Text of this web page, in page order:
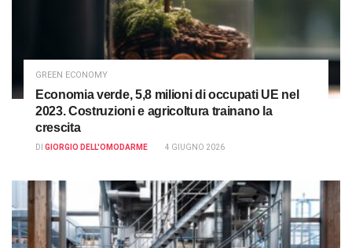
GREEN ECONOMY
Economia verde, 5,8 milioni di occupati UE nel
2023. Costruzioni e agricoltura trainano la
crescita
DI GIORGIO DELL'OMODARME 4 GIUGNO 2026